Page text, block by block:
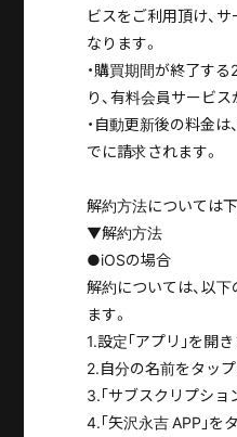
ビスをご利用頂け、
なります。
・購買期間が終了す
り、有料会員サービ
・自動更新後の料金
でに請求されます。
解約方法については
▼解約方法
●iOSの場合
解約については、以
ます。
1.設定｢アプリ｣を開き
2.自分の名前をタップ
3.｢サブスクリプショ
4.｢矢沢永吉 APP｣を